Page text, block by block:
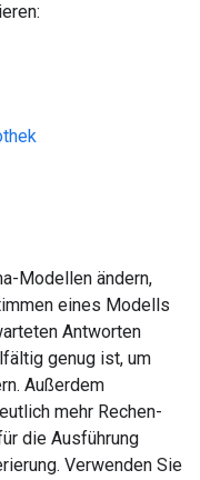
Modellen ändern,
eines Modells
Antworten
genug ist, um
Außerdem
mehr Rechen-
die Ausführung
Verwenden Sie